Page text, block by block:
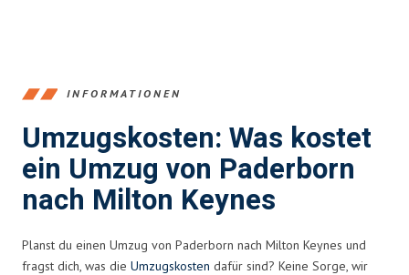
INFORMATIONEN
Umzugskosten: Was kostet
ein Umzug von Paderborn
nach Milton Keynes
Planst du einen Umzug von Paderborn nach Milton Keynes und
fragst dich, was die Umzugskosten dafür sind? Keine Sorge, wir